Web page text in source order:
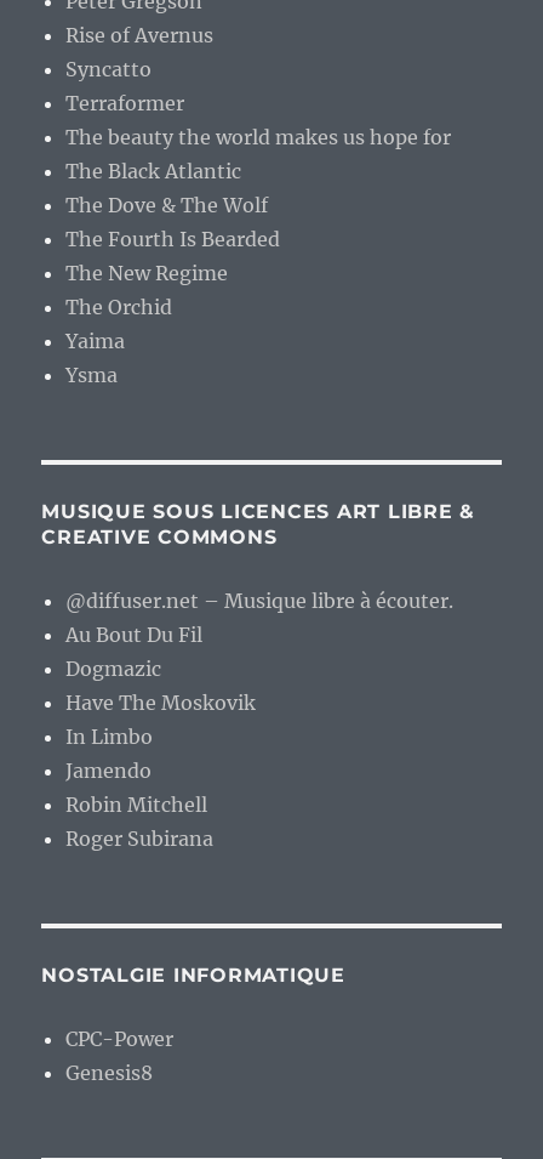
Rise of Avernus
Syncatto
Terraformer
The beauty the world makes us hope for
The Black Atlantic
The Dove & The Wolf
The Fourth Is Bearded
The New Regime
The Orchid
Yaima
Ysma
MUSIQUE SOUS LICENCES ART LIBRE &
CREATIVE COMMONS
@diffuser.net – Musique libre à écouter.
Au Bout Du Fil
Dogmazic
Have The Moskovik
In Limbo
Jamendo
Robin Mitchell
Roger Subirana
NOSTALGIE INFORMATIQUE
CPC-Power
Genesis8